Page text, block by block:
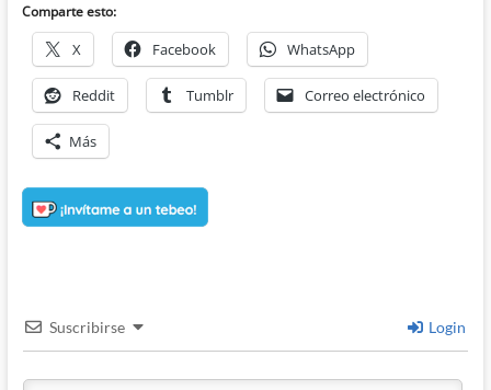
Comparte esto:
X Facebook WhatsApp
Reddit Tumblr Correo electrónico
Más
Suscribirse Login